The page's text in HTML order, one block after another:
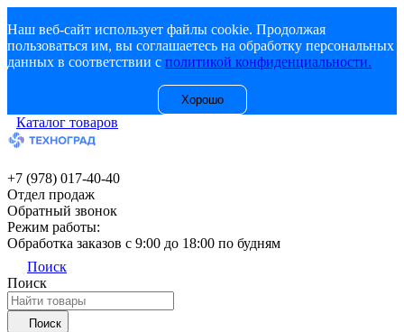
Наш веб-сайт использует файлы cookie. Продолжая
пользоваться им, вы соглашаетесь на обработку персональных
данных в соответствии с политикой конфиденциальности.
Хорошо
Каталог товаров
+7 (978) 017-40-40
Отдел продаж
Обратный звонок
Режим работы:
Обработка заказов с 9:00 до 18:00 по будням
Поиск
Поиск
Поиск